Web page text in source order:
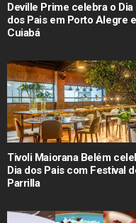
Deville Prime celebra o Dia
dos Pais em Porto Alegre e
Cuiabá
Tivoli Maiorana Belém
Dia dos Pais com Festival
Parrilla